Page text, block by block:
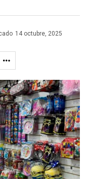
14 octubre, 2025